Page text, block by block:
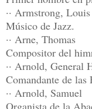
·· Armstrong, Louis
Músico de Jazz.
·· Arne, Thomas
Compositor del
·· Arnold, General
Comandante de las
·· Arnold, Samuel
Organista de la